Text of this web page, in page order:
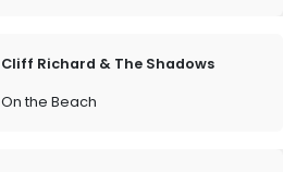
Cliff Richard & The Shadows
On the Beach